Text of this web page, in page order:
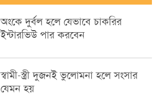
অংকে দুর্বল হলে যেভাবে চাকরির
ইন্টারভিউ পার করবেন
স্বামী-স্ত্রী দুজনই ভুলোমনা হলে সংসার
যেমন হয়